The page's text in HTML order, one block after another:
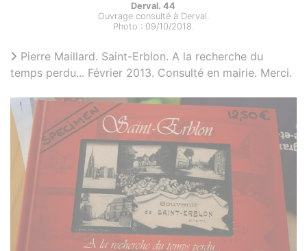
Derval. 44
Ouvrage consulté à Derval.
Photo : 09/10/2018.
Pierre Maillard. Saint-Erblon. A la recherche du
temps perdu... Février 2013. Consulté en mairie. Merci.